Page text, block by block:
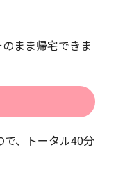
まま帰宅できま
、トータル40分